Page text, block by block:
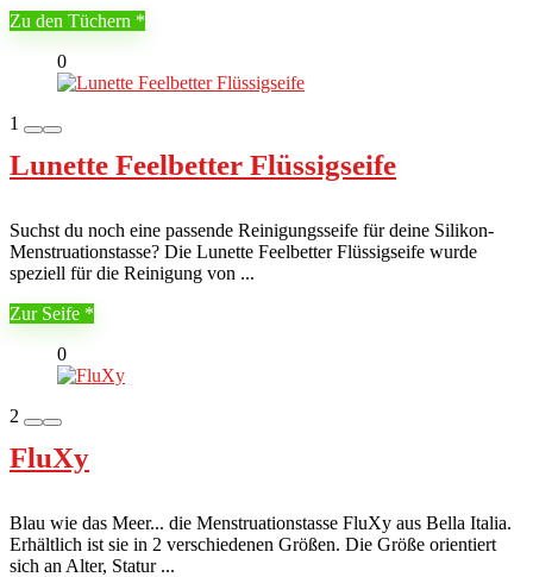
Zu den Tüchern
0
1
Lunette Feelbetter Flüssigseife
Suchst du noch eine passende Reinigungsseife für deine Silikon-
Menstruationstasse? Die Lunette Feelbetter Flüssigseife wurde
speziell für die Reinigung von ...
Zur Seife
0
2
FluXy
Blau wie das Meer... die Menstruationstasse FluXy aus Bella Italia.
Erhältlich ist sie in 2 verschiedenen Größen. Die Größe orientiert
sich an Alter, Statur ...